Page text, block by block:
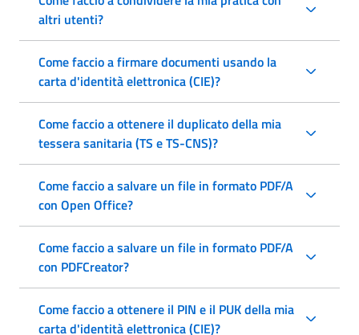
altri utenti?
Come faccio a firmare documenti usando la
carta d'identità elettronica (CIE)?
Come faccio a ottenere il duplicato della mia
tessera sanitaria (TS e TS-CNS)?
Come faccio a salvare un file in formato PDF/A
con Open Office?
Come faccio a salvare un file in formato PDF/A
con PDFCreator?
Come faccio a ottenere il PIN e il PUK della mia
carta d'identità elettronica (CIE)?